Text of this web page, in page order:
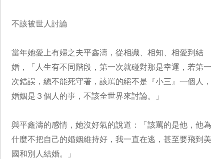
不該被世人討論
當年她愛上有婦之夫平鑫濤，從相識、相知、相愛到結
婚，「人生有不同階段，第一次就碰對那是幸運，若第一
次錯誤，總不能死守著，該罵的絕不是『小三』一個人，
婚姻是３個人的事，不該全世界來討論。」
與平鑫濤的感情，她沒好氣的說道：「該罵的是他，他為
什麼不把自己的婚姻維持好，我一直在逃，甚至要飛到美
國和別人結婚。」